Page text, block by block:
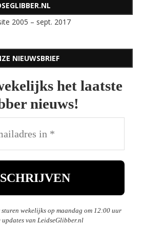
2005 – sept. 2017
NIEUWSBRIEF
het laatste
nieuws!
sturen wekelijks op maandag om 12:00 uur
updates van LeidseGlibber.nl